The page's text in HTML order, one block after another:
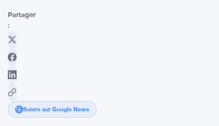
Partager
:
Suivre sur Google News